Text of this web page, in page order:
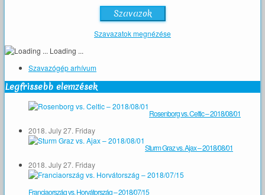
Szavazatok megnézése
Loading ...
Szavazógép arhívum
Legfrissebb elemzések
Rosenborg vs. Celtic – 2018/08/01
2018. July 27. Friday
Sturm Graz vs. Ajax – 2018/08/01
2018. July 27. Friday
Franciaország vs. Horvátország – 2018/07/15